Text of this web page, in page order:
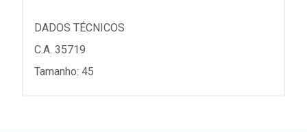
DADOS TÉCNICOS
C.A. 35719
Tamanho: 45